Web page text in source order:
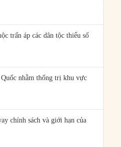
trấn áp các dân tộc thiểu số
nhằm thống trị khu vực
chính sách và giới hạn của